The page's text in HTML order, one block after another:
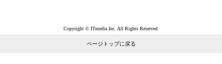
Copyright © ITmedia Inc. All Rights Reserved.
ページトップに戻る